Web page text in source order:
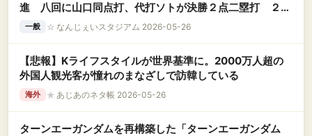
進 八回に山口同点打、代打ソトが決勝２点二塁打 ２９
歳誕生日の八木が５勝目
一般 ☆ なんじぇいスタジアム 2026-05-26
【悲報】Kライフスタイルが世界基準に。2000万人超の
外国人観光客が憧れのまなざしで訪韓している
海外 ★ あじあのネタ帳 2026-05-26
ターンエーガンダムを再構築した「ターンエーガンダム